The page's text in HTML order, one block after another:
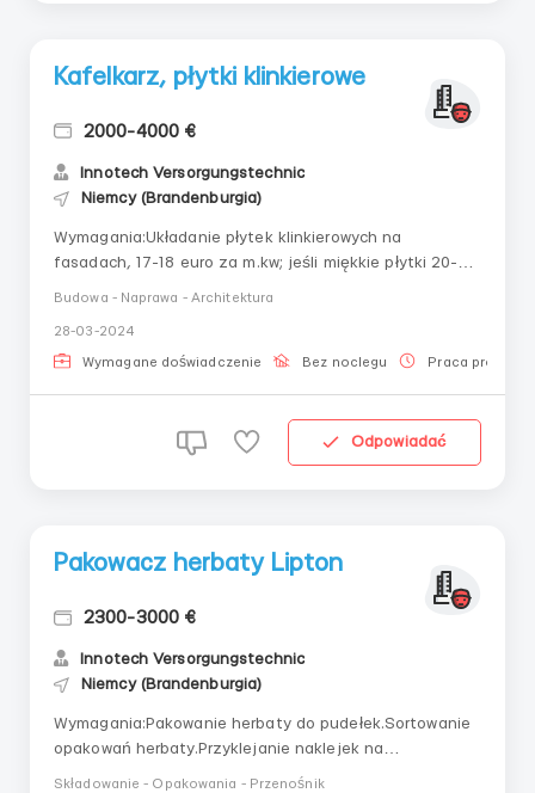
Kafelkarz, płytki klinkierowe
2000-4000 €
Innotech Versorgungstechniс
Niemcy (Brandenburgia)
Wymagania:Układanie płytek klinkierowych na
fasadach, 17-18 euro za m.kw; jeśli miękkie płytki 20-23
mieszkanie około 400 euroWarunki pracy:Potrzebni
specjaliści z doświadczeniem zawodowym.
Budowa - Naprawa - Architektura
28-03-2024
Wymagane doświadczenie Bez noclegu Praca
Odpowiadać
Pakowacz herbaty Lipton
2300-3000 €
Innotech Versorgungstechniс
Niemcy (Brandenburgia)
Wymagania:Pakowanie herbaty do pudełek.Sortowanie
opakowań herbaty.Przyklejanie naklejek na
pudełka.Wszystkie procesy są uczone.Gdzie pracować?
Składowanie - Opakowania - Przenośnik